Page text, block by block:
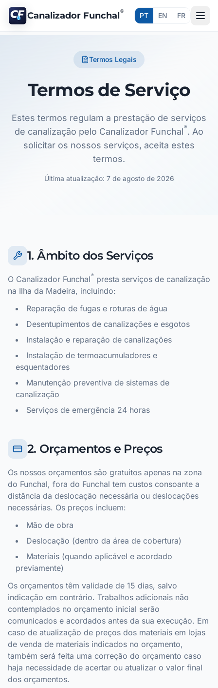
Canalizador Funchal®
PT EN FR
Termos Legais
Termos de Serviço
Estes termos regulam a prestação de serviços
de canalização pelo Canalizador Funchal®. Ao
solicitar os nossos serviços, aceita estes
termos.
Última atualização: 7 de agosto de 2026
1. Âmbito dos Serviços
O Canalizador Funchal® presta serviços de canalização
na Ilha da Madeira, incluindo:
Reparação de fugas e roturas de água
Desentupimentos de canalizações e esgotos
Instalação e reparação de canalizações
Instalação de termoacumuladores e
esquentadores
Manutenção preventiva de sistemas de
canalização
Serviços de emergência 24 horas
2. Orçamentos e Preços
Os nossos orçamentos são gratuitos apenas na zona
do Funchal, fora do Funchal tem custos consoante a
distância da deslocação necessária ou deslocações
necessárias. Os preços incluem:
Mão de obra
Deslocação (dentro da área de cobertura)
Materiais (quando aplicável e acordado
previamente)
Os orçamentos têm validade de 15 dias, salvo
indicação em contrário. Trabalhos adicionais não
contemplados no orçamento inicial serão
comunicados e acordados antes da sua execução. Em
caso de atualização de preços dos materiais em lojas
de venda de materiais indicados no orçamento,
também será feita uma correção do orçamento caso
haja necessidade de acertar ou atualizar o valor final
dos orçamentos.